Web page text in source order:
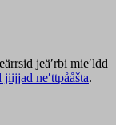
jeäʹrbi mieʹldd
jiijjad neʹttpååšta.